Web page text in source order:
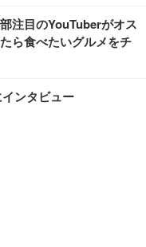
注目のYouTuberがオス
ら食べたいグルメをチ
ンタビュー